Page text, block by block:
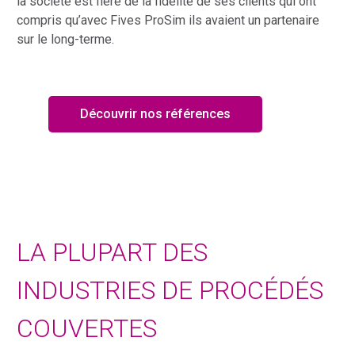
compris qu’avec Fives ProSim ils avaient un partenaire
sur le long-terme.
Découvrir nos références
LA PLUPART DES
INDUSTRIES DE PROCÉDÉS
COUVERTES